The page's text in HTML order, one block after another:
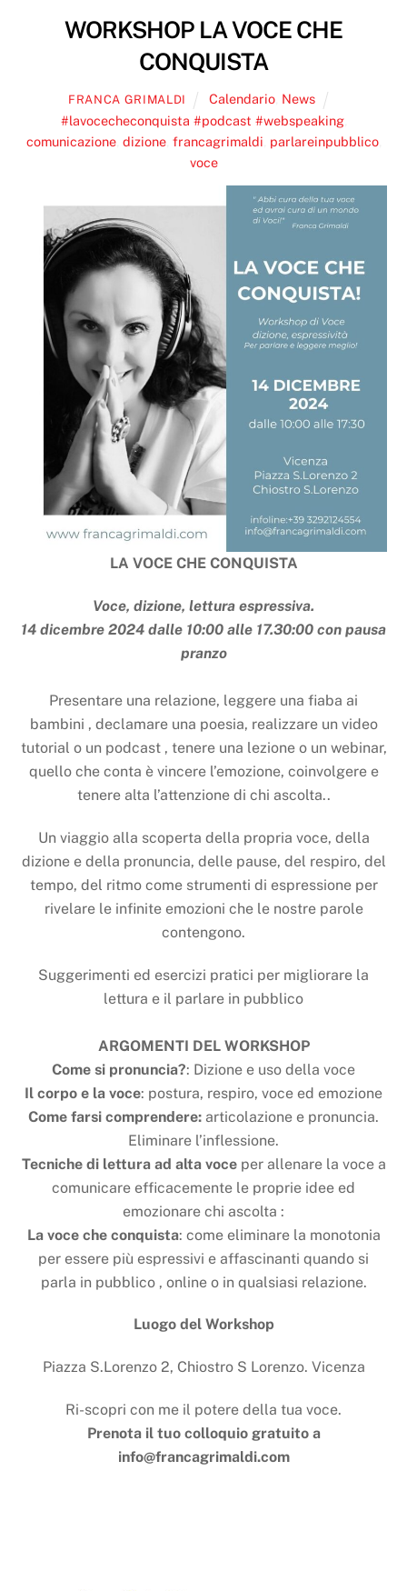
WORKSHOP LA VOCE CHE
CONQUISTA
FRANCA GRIMALDI Calendario News
#lavocecheconquista #podcast #webspeaking,
comunicazione, dizione, francagrimaldi parlareinpubblico,
voce
LA VOCE CHE CONQUISTA
Voce, dizione, lettura espressiva.
14 dicembre 2024 dalle 10:00 alle 17.30:00 con pausa
pranzo
Presentare una relazione, leggere una fiaba ai
bambini , declamare una poesia, realizzare un video
tutorial o un podcast , tenere una lezione o un webinar,
quello che conta è vincere l’emozione, coinvolgere e
tenere alta l’attenzione di chi ascolta..
Un viaggio alla scoperta della propria voce, della
dizione e della pronuncia, delle pause, del respiro, del
tempo, del ritmo come strumenti di espressione per
rivelare le infinite emozioni che le nostre parole
contengono.
Suggerimenti ed esercizi pratici per migliorare la
lettura e il parlare in pubblico
ARGOMENTI DEL WORKSHOP
Come si pronuncia?: Dizione e uso della voce
Il corpo e la voce: postura, respiro, voce ed emozione
Come farsi comprendere: articolazione e pronuncia.
Eliminare l’inflessione.
Tecniche di lettura ad alta voceper allenare la voce a
comunicare efficacemente le proprie idee ed
emozionare chi ascolta :
La voce che conquista: come eliminare la monotonia
per essere più espressivi e affascinanti quando si
parla in pubblico , online o in qualsiasi relazione.
Luogo del Workshop
Piazza S.Lorenzo 2, Chiostro S Lorenzo. Vicenza
Ri-scopri con me il potere della tua voce.
Prenota il tuo colloquio gratuito a
info@francagrimaldi.com